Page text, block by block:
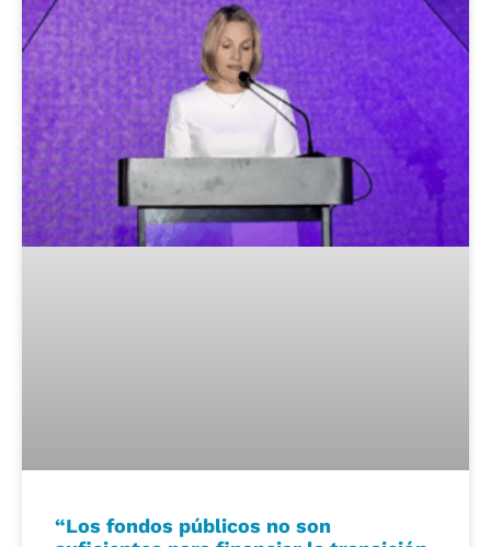
“Los fondos públicos no son